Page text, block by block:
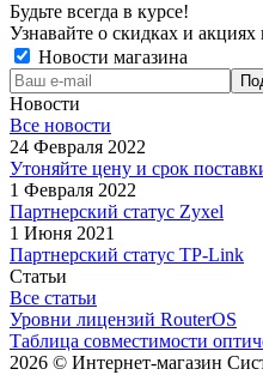
Будьте всегда в курсе!
Узнавайте о скидках и
Новости магазина
Новости
Все новости
24 Февраля 2022
Утоняйте цену и срок
1 Февраля 2022
Партнерский статус Zyxel
1 Июня 2021
Партнерский статус TP-Link
Статьи
Все статьи
Уровни лицензий RouterOS
Таблица совместимости
2026 © Интернет-магазин